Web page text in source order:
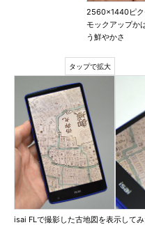
2560×1440ピク
モックアップか
う鮮やかさ
isai FLで撮影した古地図を表示して